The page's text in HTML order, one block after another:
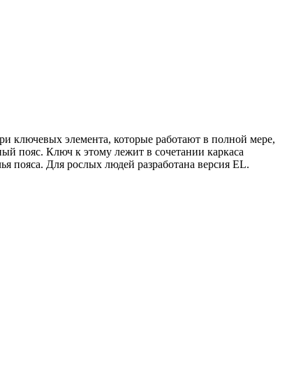
ключевых элемента, которые работают в полной мере,
пояс. Ключ к этому лежит в сочетании каркаса
Для рослых людей разработана версия EL.